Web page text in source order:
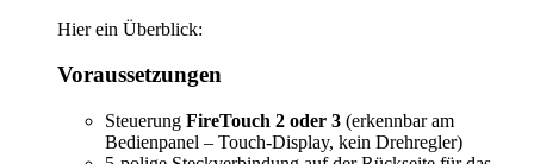
Hier ein Überblick:
Voraussetzungen
Steuerung FireTouch 2 oder 3 (erkennbar am
Bedienpanel – Touch-Display, kein Drehregler)